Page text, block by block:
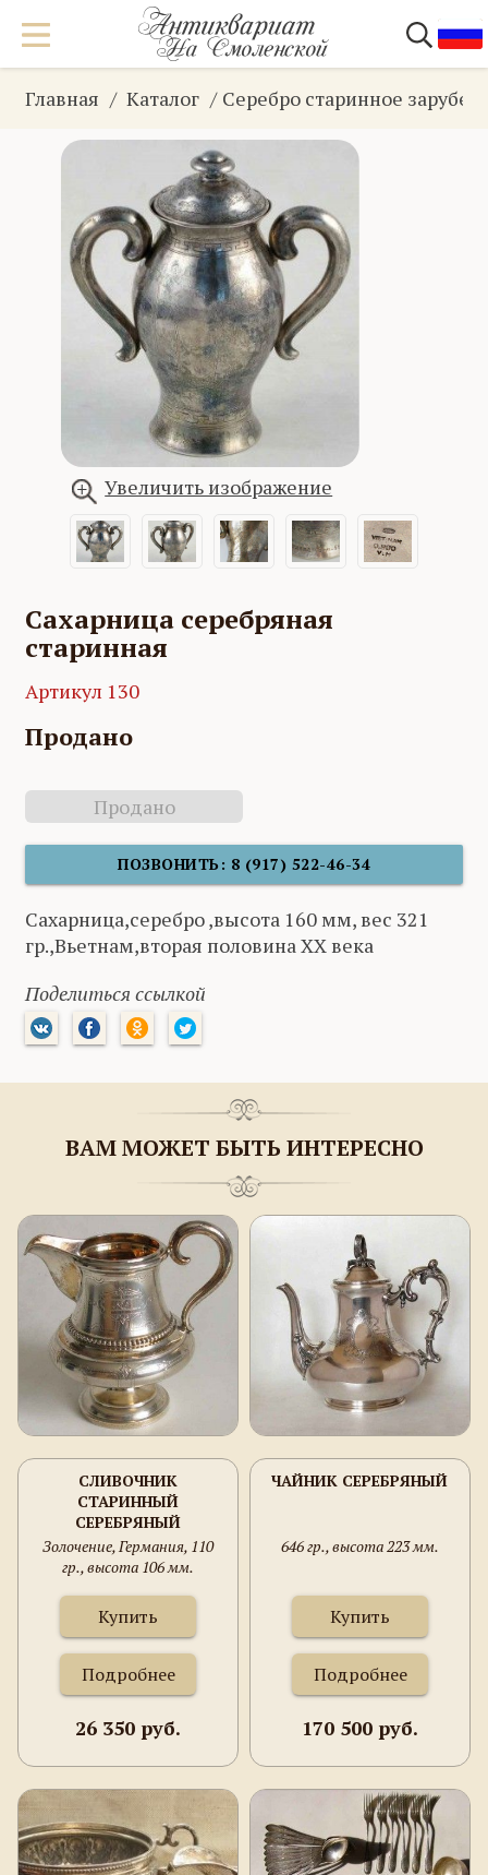
Главная Каталог Серебро старинное
Увеличить изображение
Сахарница серебряная
старинная
Артикул 130
Продано
Продано
ПОЗВОНИТЬ: 8 (917) 522-46-34
Сахарница,серебро ,высота 160 мм, вес 321
гр.,Вьетнам,вторая половина XX века
Поделиться ссылкой
ВАМ МОЖЕТ БЫТЬ ИНТЕРЕСНО
СЛИВОЧНИК
СТАРИННЫЙ
СЕРЕБРЯНЫЙ
Золочение, Германия, 110
гр., высота 106 мм.
Купить
Подробнее
26 350 руб.
ЧАЙНИК СЕРЕБРЯНЫЙ
646 гр., высота 223 мм.
Купить
Подробнее
170 500 руб.